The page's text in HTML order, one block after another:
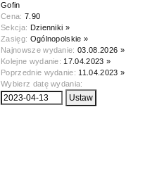
Gofin
Cena: 7.90
Sekcja: Dzienniki »
Zasięg: Ogólnopolskie »
Najnowsze wydanie:03.08.2026 »
Kolejne wydanie: 17.04.2023 »
Poprzednie wydanie: 11.04.2023 »
Wybierz datę wydania: